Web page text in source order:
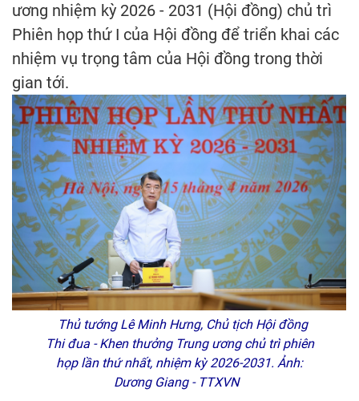
ương nhiệm kỳ 2026 - 2031 (Hội đồng) chủ trì
Phiên họp thứ I của Hội đồng để triển khai các
nhiệm vụ trọng tâm của Hội đồng trong thời
gian tới.
Thủ tướng Lê Minh Hưng, Chủ tịch Hội đồng
Thi đua - Khen thưởng Trung ương chủ trì phiên
họp lần thứ nhất, nhiệm kỳ 2026-2031. Ảnh:
Dương Giang - TTXVN